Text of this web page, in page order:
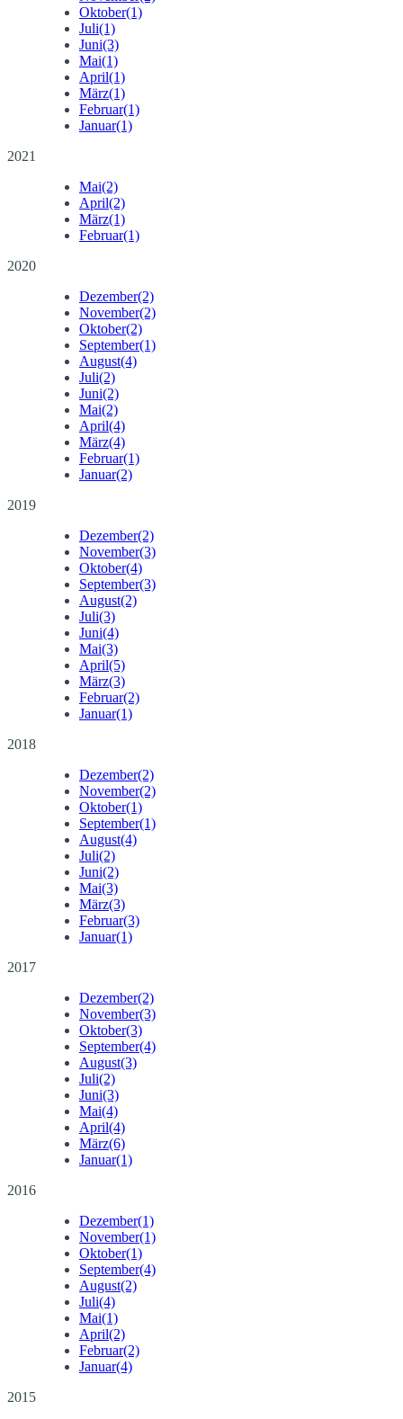
Oktober(1)
Juli(1)
Juni(3)
Mai(1)
April(1)
März(1)
Februar(1)
Januar(1)
2021
Mai(2)
April(2)
März(1)
Februar(1)
2020
Dezember(2)
November(2)
Oktober(2)
September(1)
August(4)
Juli(2)
Juni(2)
Mai(2)
April(4)
März(4)
Februar(1)
Januar(2)
2019
Dezember(2)
November(3)
Oktober(4)
September(3)
August(2)
Juli(3)
Juni(4)
Mai(3)
April(5)
März(3)
Februar(2)
Januar(1)
2018
Dezember(2)
November(2)
Oktober(1)
September(1)
August(4)
Juli(2)
Juni(2)
Mai(3)
März(3)
Februar(3)
Januar(1)
2017
Dezember(2)
November(3)
Oktober(3)
September(4)
August(3)
Juli(2)
Juni(3)
Mai(4)
April(4)
März(6)
Januar(1)
2016
Dezember(1)
November(1)
Oktober(1)
September(4)
August(2)
Juli(4)
Mai(1)
April(2)
Februar(2)
Januar(4)
2015